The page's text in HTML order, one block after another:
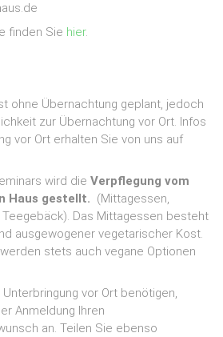
finden Sie hier.
ohne Übernachtung geplant, jedoch
zur Übernachtung vor Ort. Infos
vor Ort erhalten Sie von uns auf
wird dieVerpflegung vom
Haus gestellt. (Mittagessen,
Das Mittagessen besteht
ausgewogener vegetarischer Kost.
stets auch vegane Optionen
vor Ort benötigen,
Anmeldung Ihren
an. Teilen Sie ebenso